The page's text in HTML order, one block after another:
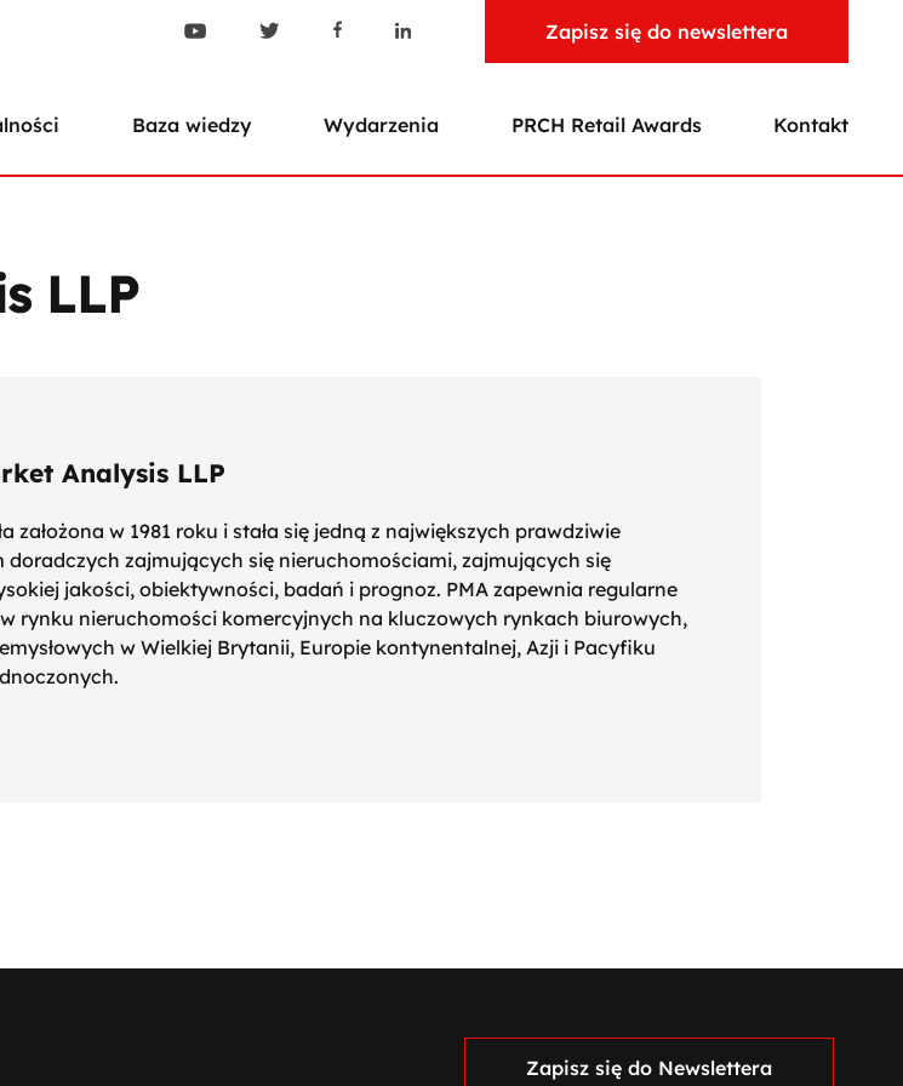
Zapisz się do newslettera
Baza wiedzy Wydarzenia PRCH Retail Awards Kontakt
LLP
Analysis LLP
założona w 1981 roku i stała się jedną z największych prawdziwie
doradczych zajmujących się nieruchomościami, zajmujących się
jakości, obiektywności, badań i prognoz. PMA zapewnia regularne
rynku nieruchomości komercyjnych na kluczowych rynkach biurowych,
w Wielkiej Brytanii, Europie kontynentalnej, Azji i Pacyfiku
Zapisz się do Newslettera